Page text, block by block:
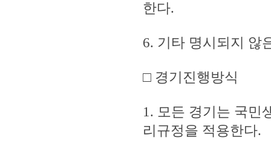
한다.
6. 기타 명시되지 않
□ 경기진행방식
1. 모든 경기는 국민
리규정을 적용한다.